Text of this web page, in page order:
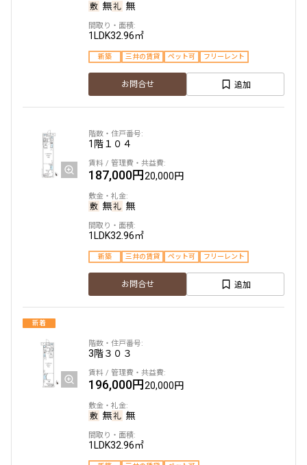
無 無
1LDK32.96㎡
新築 三井の賃貸 ペット可 フリーレント
お問合せ 追加
1階１０４
187,000円20,000円
無 無
1LDK32.96㎡
新築 三井の賃貸 ペット可 フリーレント
お問合せ 追加
新着
3階３０３
196,000円20,000円
無 無
1LDK32.96㎡